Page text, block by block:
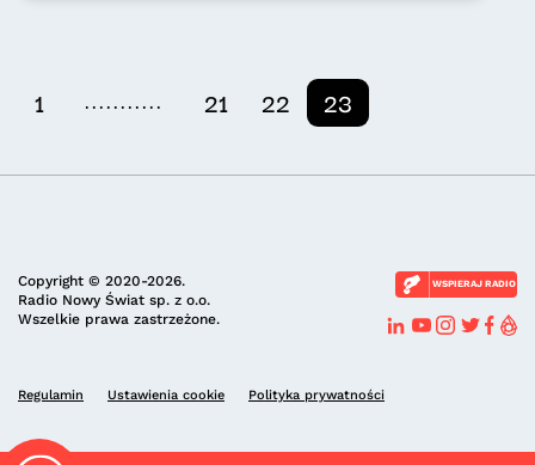
1 ........... 21 22 23
Copyright © 2020-2026.
Radio Nowy Świat sp. z o.o.
Wszelkie prawa zastrzeżone.
WSPIERAJ RADIO
Regulamin Ustawienia cookie Polityka prywatności